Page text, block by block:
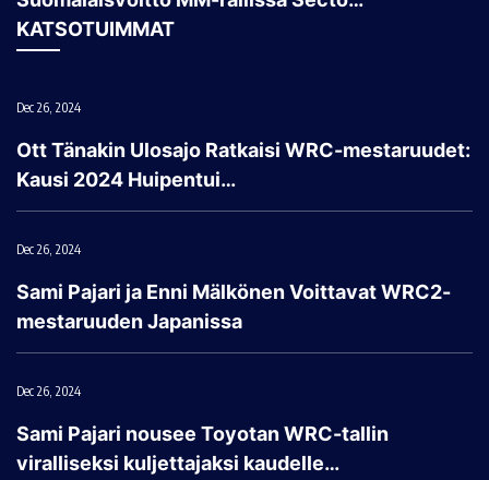
KATSOTUIMMAT
Dec 26, 2024
Ott Tänakin Ulosajo Ratkaisi WRC-mestaruudet:
Kausi 2024 Huipentui…
Dec 26, 2024
Sami Pajari ja Enni Mälkönen Voittavat WRC2-
mestaruuden Japanissa
Dec 26, 2024
Sami Pajari nousee Toyotan WRC-tallin
viralliseksi kuljettajaksi kaudelle…